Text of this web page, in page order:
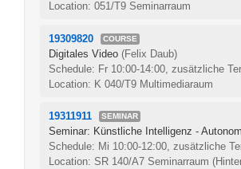
Location: 051/T9 Seminarraum
19309820 COURSE
Digitales Video (Felix Daub)
Schedule: Fr 10:00-14:00, zusätzliche
Location: K 040/T9 Multimediaraum
19311911 SEMINAR
Seminar: Künstliche Intelligenz -
Schedule: Mi 10:00-12:00, zusätzliche
Location: SR 140/A7 Seminarraum